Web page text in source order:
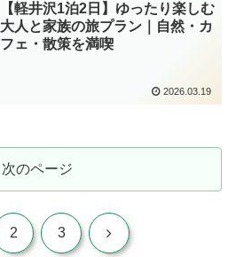
【軽井沢1泊2日】ゆったり楽しむ
大人と家族の旅プラン｜自然・カ
フェ・散策を満喫
2026.03.19
次のページ
2 3 次